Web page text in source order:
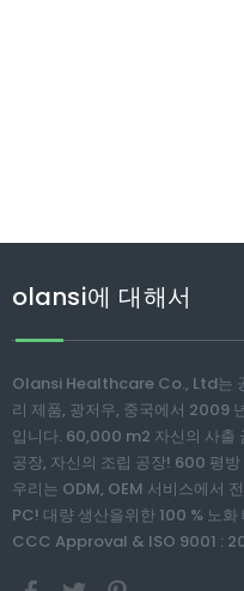
olansi에 대해서
Olansi Healthcare Co., Ltd는
리 제품, 광저우, 중국에서 2009
입니다. 60,000 m2 자신의 사출
공장, 자신의 조립 공장! 600 평
우리는 ODM, OEM 서비스에서
PC! 대량 생산을위한 100 % 노
CCC Approval & ISO 9001 :